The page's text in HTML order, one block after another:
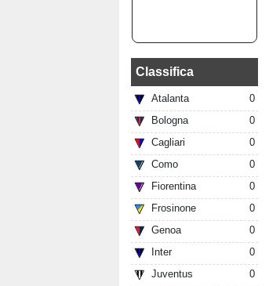
Classifica
Atalanta
0
Bologna
0
Cagliari
0
Como
0
Fiorentina
0
Frosinone
0
Genoa
0
Inter
0
Juventus
0